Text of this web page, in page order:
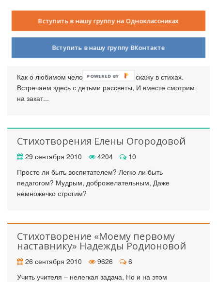
Стихотворение «Школа – моя жизнь»
Ольги Цыплятниковой
29 сентября 2010 5217
25
Как о любимом человеке, О школе я скажу в стихах.
Встречаем здесь с детьми рассветы, И вместе смотрим
на закат...
Стихотворения Елены Огородовой
29 сентября 2010 4204
10
Просто ли быть воспитателем? Легко ли быть
педагогом? Мудрым, доброжелательным, Даже
немножечко строгим?
Стихотворение «Моему первому
наставнику» Надежды Родионовой
26 сентября 2010 9626
6
Учить учителя – нелегкая задача, Но и на этом
Вступить в нашу группу на Одноклассниках
Вступить в нашу группу ВКонтакте
POWERED BY